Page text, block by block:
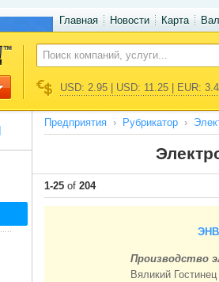
Главная Новости Карта
USD: 2.95 | USD: 11.25 | EUR:
Предприятия Рубрикатор
1-25 of 204
Производство
Вяликий